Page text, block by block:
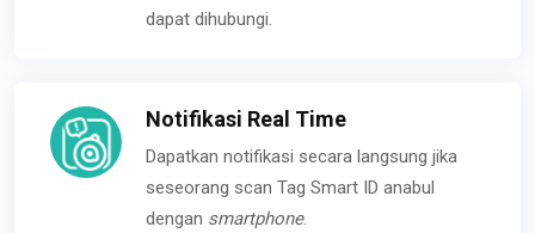
dapat dihubungi.
Notifikasi Real Time
Dapatkan notifikasi secara langsung jika
seseorang scan Tag Smart ID anabul
dengan smartphone.